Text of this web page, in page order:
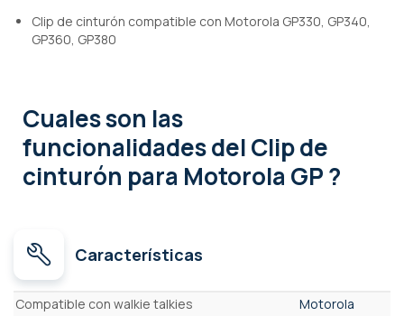
Clip de cinturón compatible con Motorola GP330, GP340,
GP360, GP380
Cuales son las
funcionalidadesdel Clip de
cinturón para Motorola GP ?
Características
Características
Compatible con walkie talkies Motorola